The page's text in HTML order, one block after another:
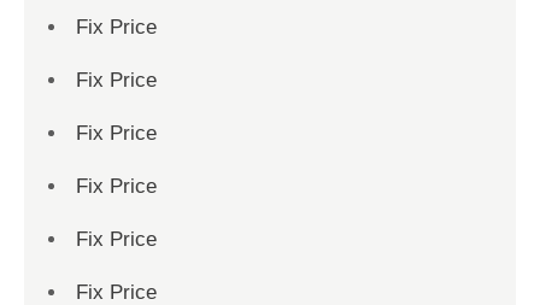
Fix Price
Fix Price
Fix Price
Fix Price
Fix Price
Fix Price